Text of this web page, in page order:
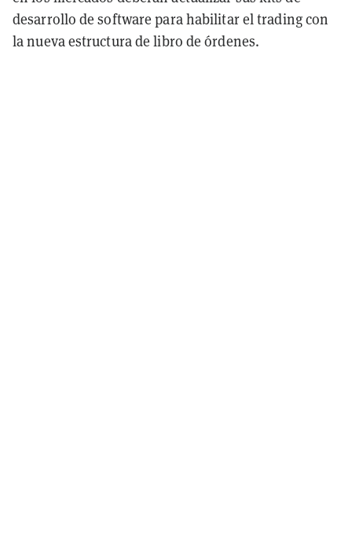
desarrollo de software para habilitar el trading con
la nueva estructura de libro de órdenes.